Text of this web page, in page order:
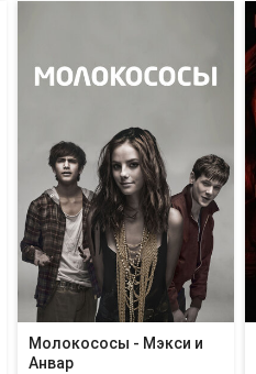
Молокососы - Мэкси и
Анвар